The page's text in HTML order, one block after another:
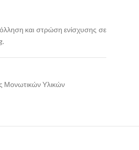
και στρώση ενίσχυσης σε
Μονωτικών Υλικών